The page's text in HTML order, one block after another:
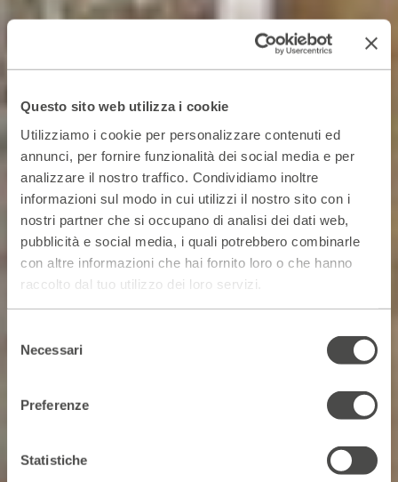
Questo sito web utilizza i cookie
Utilizziamo i cookie per personalizzare contenuti ed
annunci, per fornire funzionalità dei social media e per
analizzare il nostro traffico. Condividiamo inoltre
informazioni sul modo in cui utilizzi il nostro sito con i
nostri partner che si occupano di analisi dei dati web,
pubblicità e social media, i quali potrebbero combinarle
con altre informazioni che hai fornito loro o che hanno
raccolto dal tuo utilizzo dei loro servizi.
delNecessari
Preferenze
Statistiche